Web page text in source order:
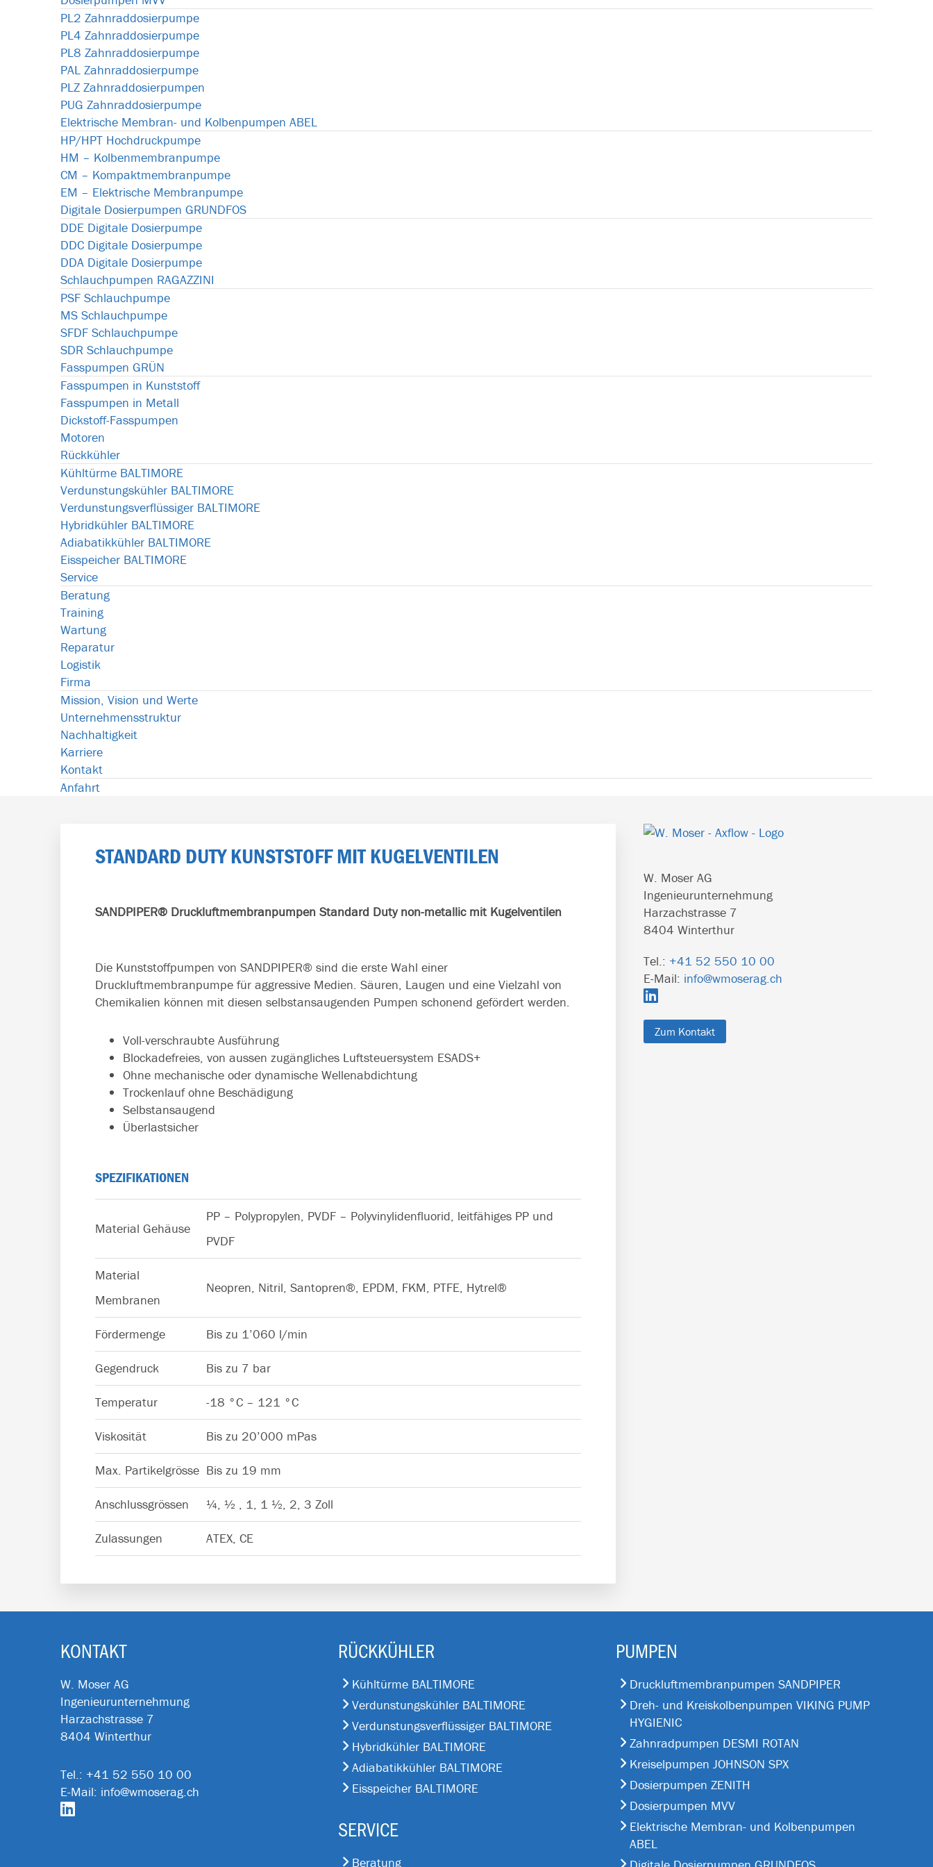
PL2 Zahnraddosierpumpe
PL4 Zahnraddosierpumpe
PL8 Zahnraddosierpumpe
PAL Zahnraddosierpumpe
PLZ Zahnraddosierpumpen
PUG Zahnraddosierpumpe
Elektrische Membran- und Kolbenpumpen ABEL
HP/HPT Hochdruckpumpe
HM – Kolbenmembranpumpe
CM – Kompaktmembranpumpe
EM – Elektrische Membranpumpe
Digitale Dosierpumpen GRUNDFOS
DDE Digitale Dosierpumpe
DDC Digitale Dosierpumpe
DDA Digitale Dosierpumpe
Schlauchpumpen RAGAZZINI
PSF Schlauchpumpe
MS Schlauchpumpe
SFDF Schlauchpumpe
SDR Schlauchpumpe
Fasspumpen GRÜN
Fasspumpen in Kunststoff
Fasspumpen in Metall
Dickstoff-Fasspumpen
Motoren
Rückkühler
Kühltürme BALTIMORE
Verdunstungskühler BALTIMORE
Verdunstungsverflüssiger BALTIMORE
Hybridkühler BALTIMORE
Adiabatikkühler BALTIMORE
Eisspeicher BALTIMORE
Service
Beratung
Training
Wartung
Reparatur
Logistik
Firma
Mission, Vision und Werte
Unternehmensstruktur
Nachhaltigkeit
Karriere
Kontakt
Anfahrt
STANDARD DUTY KUNSTSTOFF MIT KUGELVENTILEN
SANDPIPER® Druckluftmembranpumpen Standard Duty non-metallic mit Kugelventilen
Die Kunststoffpumpen von SANDPIPER® sind die erste Wahl einer
Druckluftmembranpumpe für aggressive Medien. Säuren, Laugen und eine Vielzahl von
Chemikalien können mit diesen selbstansaugenden Pumpen schonend gefördert werden.
Voll-verschraubte Ausführung
Blockadefreies, von aussen zugängliches Luftsteuersystem ESADS+
Ohne mechanische oder dynamische Wellenabdichtung
Trockenlauf ohne Beschädigung
Selbstansaugend
Überlastsicher
SPEZIFIKATIONEN
Material Gehäuse
PP – Polypropylen, PVDF – Polyvinylidenfluorid, leitfähiges PP und
PVDF
Material
Membranen
Neopren, Nitril, Santopren®, EPDM, FKM, PTFE, Hytrel®
Fördermenge Bis zu 1’060 l/min
Gegendruck Bis zu 7 bar
Temperatur -18 °C – 121 °C
Viskosität Bis zu 20’000 mPas
Max. Partikelgrösse Bis zu 19 mm
Anschlussgrössen ¼, ½ , 1, 1 ½, 2, 3 Zoll
Zulassungen ATEX, CE
HAUPT-
(PRIMARY)
W. Moser AG
Ingenieurunternehmung
Harzachstrasse 7
8404 Winterthur
Tel.: +41 52 550 10 00
E-Mail: info@wmoserag.ch
Zum Kontakt
KONTAKT
W. Moser AG
Ingenieurunternehmung
Harzachstrasse 7
8404 Winterthur
Tel.: +41 52 550 10 00
E-Mail: info@wmoserag.ch
RÜCKKÜHLER
Kühltürme BALTIMORE
Verdunstungskühler BALTIMORE
Verdunstungsverflüssiger BALTIMORE
Hybridkühler BALTIMORE
Adiabatikkühler BALTIMORE
Eisspeicher BALTIMORE
SERVICE
Beratung
PUMPEN
Druckluftmembranpumpen SANDPIPER
Dreh- und Kreiskolbenpumpen VIKING PUMP
HYGIENIC
Zahnradpumpen DESMI ROTAN
Kreiselpumpen JOHNSON SPX
Dosierpumpen ZENITH
Dosierpumpen MVV
Elektrische Membran- und Kolbenpumpen
ABEL